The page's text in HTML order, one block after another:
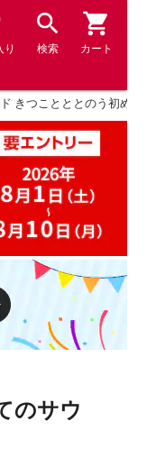
り 検索 カート
きつことととのう初めて
のサウ